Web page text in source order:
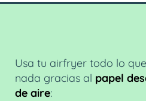
Usa tu airfryer todo lo
nada gracias al papel
de aire: